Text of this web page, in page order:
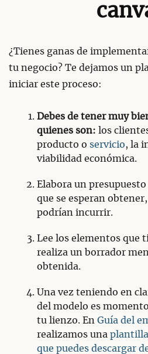
¿Tienes ganas de
tu negocio? Te dejamos un
iniciar este proceso:
Debes de tener muy
quienes son: los
producto o servicio, la
viabilidad económica.
Elabora un
que se esperan obtener,
podrían incurrir.
Lee los elementos que
realiza un borrador
obtenida.
Una vez teniendo en
del modelo es
tu lienzo. En Guía del
realizamos una plantilla
que puedes descargar